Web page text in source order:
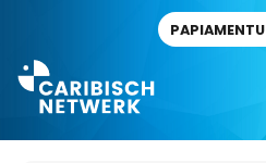
PAPIAMENTU